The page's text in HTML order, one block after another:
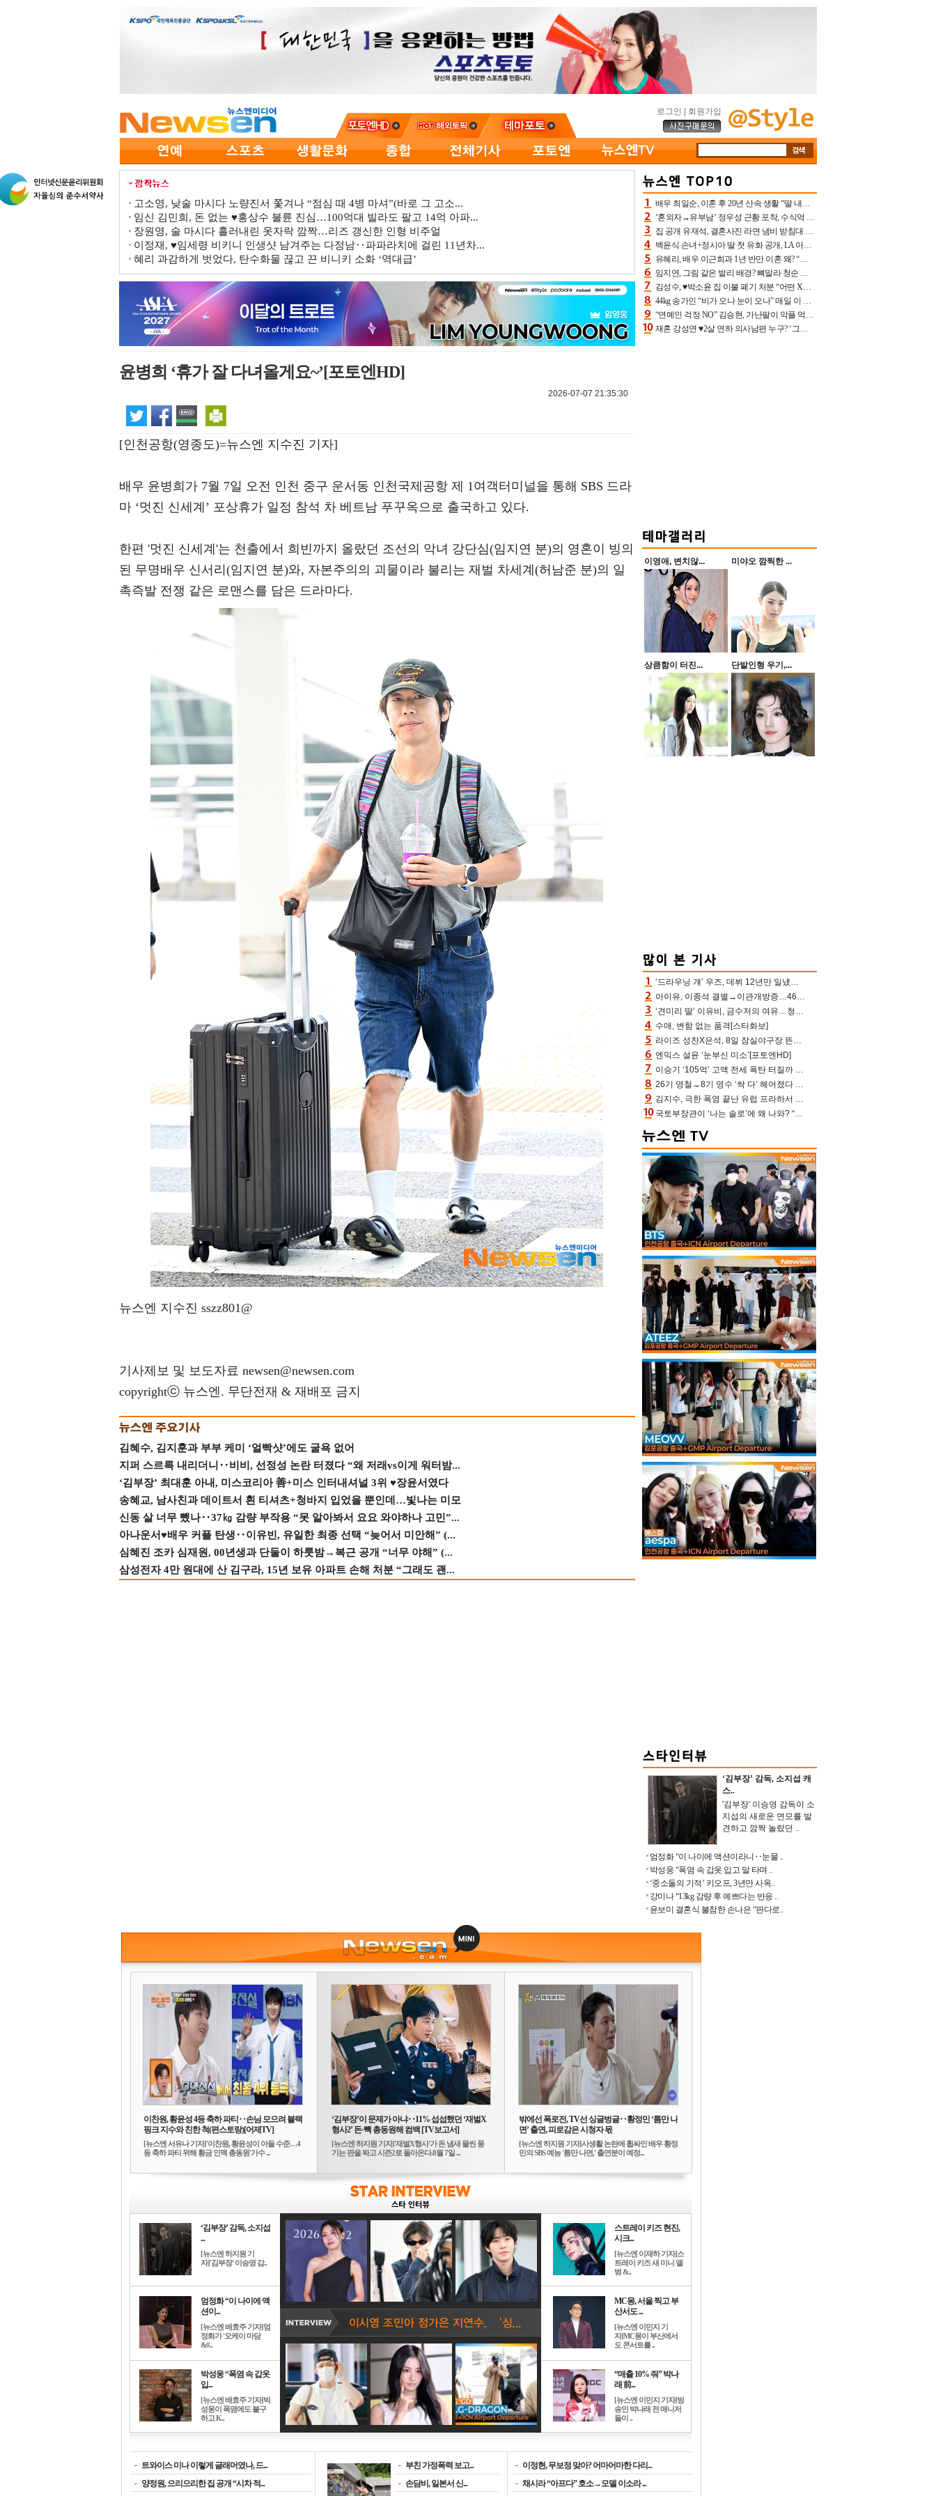
로그인 회원가입
고소영, 낮술 마시다 노량진서 쫓겨나 “점심 때 4병 마셔”(바로 그 고소...
임신 김민희, 돈 없는 ♥홍상수 불륜 진심…100억대 빌라도 팔고 14억 아파...
장원영, 술 마시다 흘러내린 옷자락 깜짝…리즈 갱신한 인형 비주얼
이정재, ♥임세령 비키니 인생샷 남겨주는 다정남‥파파라치에 걸린 11년차...
혜리 과감하게 벗었다, 탄수화물 끊고 끈 비니키 소화 ‘역대급’
윤병희 ‘휴가 잘 다녀올게요~’[포토엔HD]
2026-07-07 21:35:30
[인천공항(영종도)=뉴스엔 지수진 기자]
배우 윤병희가 7월 7일 오전 인천 중구 운서동 인천국제공항 제 1여객터미널을 통해 SBS 드라
마 ‘멋진 신세계’ 포상휴가 일정 참석 차 베트남 푸꾸옥으로 출국하고 있다.
한편 '멋진 신세계'는 천출에서 희빈까지 올랐던 조선의 악녀 강단심(임지연 분)의 영혼이 빙의
된 무명배우 신서리(임지연 분)와, 자본주의의 괴물이라 불리는 재벌 차세계(허남준 분)의 일
촉즉발 전쟁 같은 로맨스를 담은 드라마다.
뉴스엔 지수진 sszz801@
기사제보 및 보도자료 newsen@newsen.com
copyrightⓒ 뉴스엔. 무단전재 & 재배포 금지
김혜수, 김지훈과 부부 케미 ‘얼빡샷’에도 굴욕 없어
지퍼 스르륵 내리더니‥비비, 선정성 논란 터졌다 “왜 저래vs이게 워터밤...
‘김부장’ 최대훈 아내, 미스코리아 善+미스 인터내셔널 3위 ♥장윤서였다
송혜교, 남사친과 데이트서 흰 티셔츠+청바지 입었을 뿐인데…빛나는 미모
신동 살 너무 뺐나‥37㎏ 감량 부작용 “못 알아봐서 요요 와야하나 고민”...
아나운서♥배우 커플 탄생‥이유빈, 유일한 최종 선택 “늦어서 미안해” (...
심혜진 조카 심재원, 00년생과 단둘이 하룻밤→복근 공개 “너무 야해” (...
삼성전자 4만 원대에 산 김구라, 15년 보유 아파트 손해 처분 “그래도 괜...
배우 최일순, 이혼 후 20년 산속 생활 “딸 내가 버렸다고 원망‥맘 아파”(특종)[어제TV]
‘혼외자→유부남’ 정우성 근황 포착, 수식억 해킹 피해 후배 만났다 “존경하는”
집 공개 유재석, 결혼사진 라면 냄비 받침대 되고 분노‥가족사진도 피해(놀뭐)[어제TV]
백윤식 손녀+정시아 딸 첫 유화 공개, LA 아트쇼→서울국제조각페스타 작가다운 수준급 실력
유혜리, 배우 이근희과 1년 반만 이혼 왜? “식칼 꽂고 의자 던져” 충격 폭로(특종)[어제TV]
임지연, 그림 같은 발리 배경? 뼈말라 청순 비키니 핏에 상대 안 되네
김성수, ♥박소윤 집 이불 폐기 처분 “어떤 X이랑 썼을지 몰라” 질투(신랑수업2)[어제TV]
44kg 송가인 “비가 오나 눈이 오나” 매일 이 운동, 허벅지 근육량 상승+체지방 감소
“연예인 걱정 NO” 김승현, 가난팔이 악플 억울할만‥아내+딸과 日 여행
재혼 강성연 ♥2살 연하 의사남편 누구? ‘그알’ 자문의에 훈남 비주얼 초엘리트 스펙 [종합]
이영애, 변치않... 미야오 깜찍한 ...
상큼함이 터진... 단발인형 우기,...
‘드라우닝 걔’ 우즈, 데뷔 12년만 일냈다…체조경기장 입성 확정
아이유, 이종석 결별→이관개방증…46장 꽉 채운 유애나 ♥ “열심히 사는 중”
‘견미리 딸’ 이유비, 금수저의 여유…청순 미모에 반전 슬림 라인
수애, 변함 없는 품격[스타화보]
라이즈 성찬X은석, 8일 잠실야구장 뜬다…시구 시타+특별공연까지
엔믹스 설윤 ‘눈부신 미소’[포토엔HD]
이승기 ‘105억’ 고액 전세 폭탄 터질까 “차가원 측이 돈 준다고, 약속 안 지키면 법적 조치”
26기 영철→8기 영수 ‘싹 다’ 헤어졌다 ‘나솔사계’ 충격의 현커 0쌍 (촌장TV)
김지수, 극한 폭염 끝난 유럽 프라하서 쾌적한 여름나기 “선풍기만으로 지내”
국토부장관이 ‘나는 솔로’에 왜 나와? “모솔탈출 파이팅” 데프콘 깜짝 [결정적장면]
‘김부장’ 감독, 소지섭 캐
스..
'김부장' 이승영 감독이 소
지섭의 새로운 면모를 발
견하고 깜짝 놀랐던 ..
엄정화 “이 나이에 액션이라니‥눈물 ..
박성웅 “폭염 속 갑옷 입고 말 타며 ..
‘중소돌의 기적’ 키오프, 3년만 사옥..
강미나 “13kg 감량 후 예쁘다는 반응 ..
윤보미 결혼식 불참한 손나은 “판다로..
이찬원, 황윤성 4등 축하 파티‥손님 모으려 블랙
핑크 지수와 친한 척(편스토랑)[어제TV]
[뉴스엔 서유나 기자]'이찬원, 황윤성이 아들 수준…4
등 축하 파티 위해 황금 인맥 총동원'가수 ...
‘김부장’이 문제가 아냐‥11% 섭섭했던 ‘재벌X
형사2’ 돈·빽 총동원해 컴백 [TV보고서]
[뉴스엔 하지원 기자]'재벌X형사'가 돈 냄새 물씬 풍
기는 판을 짜고 시즌2로 돌아온다.8월 7일 ...
밖에선 폭로전, TV선 싱글벙글‥황정민 ‘틈만 나
면’ 출연, 피로감은 시청자 몫
[뉴스엔 하지원 기자]사생활 논란에 휩싸인 배우 황정
민의 SBS 예능 '틈만 나면,' 출연분이 예정...
‘김부장’ 감독, 소지섭
...
[뉴스엔 하지원 기
자]'김부장' 이승영 감..
엄정화 “이 나이에 액
션이...
[뉴스엔 배효주 기자]엄
정화가 '오케이 마담
&#..
박성웅 “폭염 속 갑옷
입...
[뉴스엔 배효주 기자]박
성웅이 폭염에도 불구
하고 K..
스트레이 키즈 현진,
시크...
[뉴스엔 이재하 기자]스
트레이 키즈 새 미니 앨
범 &..
MC몽, 서울 찍고 부
산서도 ...
[뉴스엔 이민지 기
자]MC몽이 부산에서
도 콘서트를 ..
“매출 10% 줘” 박나
래 前...
[뉴스엔 이민지 기자]방
송인 박나래 전 매니저
들이 ..
- 트와이스 미나 이렇게 글래머였나, 드...
- 양정원, 으리으리한 집 공개 “시차 적...
- 부친 가정폭력 보고...
- 손담비, 일본서 신...
- 이정현, 무보정 맞아? 어마어마한 다리...
- 채시라 “아프다” 호소→모델 이소라 ...